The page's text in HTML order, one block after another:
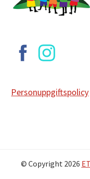
Personuppgiftspolicy
© Copyright 2026